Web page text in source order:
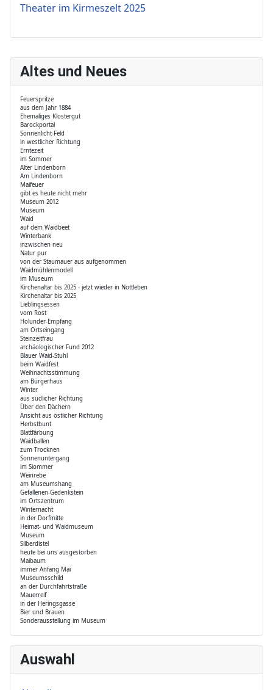
Altes und Neues
Feuerspritze
aus dem Jahr 1884
Ehemaliges Klostergut
Barockportal
Sonnenlicht-Feld
in westlicher Richtung
Erntezeit
im Sommer
Alter Lindenborn
Am Lindenborn
Maifeuer
gibt es heute nicht mehr
Museum 2012
Museum
Waid
auf dem Waidbeet
Winterbank
inzwischen neu
Natur pur
von der Staumauer aus aufgenommen
Waidmühlenmodell
im Museum
Kirchenaltar bis 2025 - jetzt wieder in Nottleben
Kirchenaltar bis 2025
Lieblingsessen
vom Rost
Holunder-Empfang
am Ortseingang
Steinzeitfrau
archäologischer Fund 2012
Blauer Waid-Stuhl
beim Waidfest
Weihnachtsstimmung
am Bürgerhaus
Winter
aus südlicher Richtung
Über den Dächern
Ansicht aus östlicher Richtung
Herbstbunt
Blattfärbung
Waidballen
zum Trocknen
Sonnenuntergang
im Siommer
Weinrebe
am Museumshang
Gefallenen-Gedenkstein
im Ortszentrum
Winternacht
in der Dorfmitte
Heimat- und Waidmuseum
Museum
Silberdistel
heute bei uns ausgestorben
Maibaum
immer Anfang Mai
Museumsschild
an der Durchfahrtstraße
Mauerreif
in der Heringsgasse
Bier und Brauen
Sonderausstellung im Museum
Auswahl
Theater im Kirmeszelt 2025